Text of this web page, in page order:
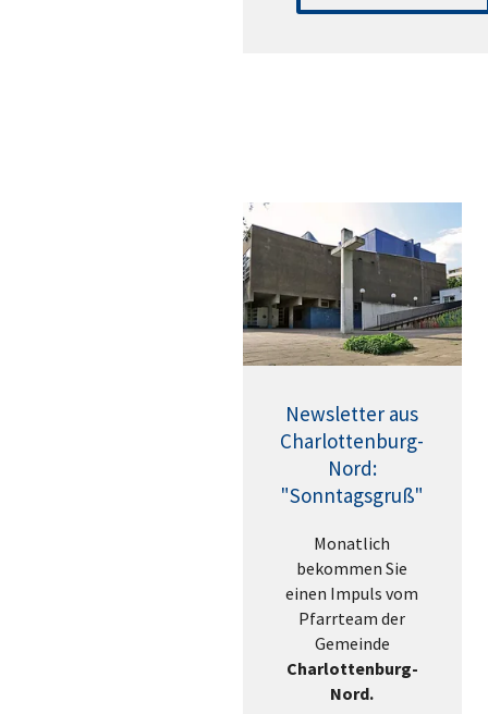
Newsletter aus
Charlottenburg-
Nord:
"Sonntagsgruß"
Monatlich
bekommen Sie
einen Impuls vom
Pfarrteam der
Gemeinde
Charlottenburg-
Nord.